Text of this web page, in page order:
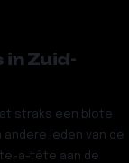
in Zuid-
straks een blote
leden van de
a-tête aan de